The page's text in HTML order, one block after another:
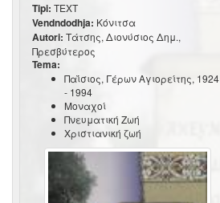
Tipi: TEXT
Vendndodhja: Κόνιτσα
Autori: Τάτσης, Διονύσιος Δημ.,
Πρεσβύτερος
Tema:
Παΐσιος, Γέρων Αγιορείτης, 1924
- 1994
Μοναχοί
Πνευματική Ζωή
Χριστιανική ζωή